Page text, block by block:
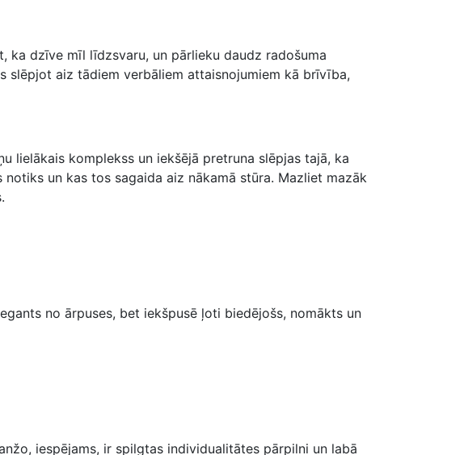
dzīve mīl līdzsvaru, un pārlieku daudz radošuma
slēpjot aiz tādiem verbāliem attaisnojumiem kā brīvība,
lielākais komplekss un iekšējā pretruna slēpjas tajā, ka
un kas tos sagaida aiz nākamā stūra. Mazliet mazāk
no ārpuses, bet iekšpusē ļoti biedējošs, nomākts un
iespējams, ir spilgtas individualitātes pārpilni un labā